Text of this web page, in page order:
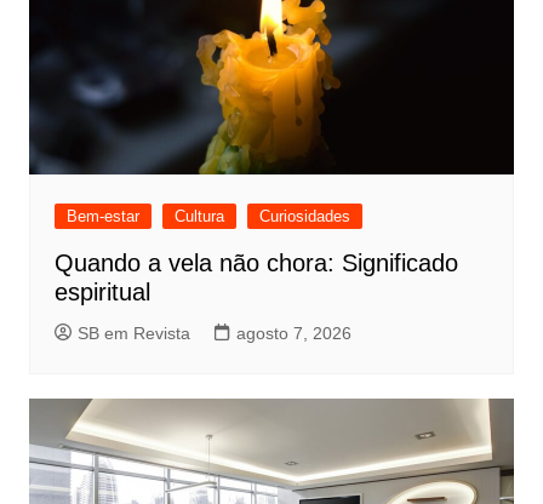
Bem-estar Cultura Curiosidades
Quando a vela não chora: Significado
espiritual
SB em Revista agosto 7, 2026